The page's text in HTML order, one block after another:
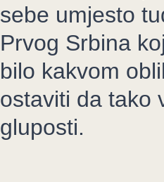
sebe umjesto
Prvog Srbina
bilo kakvom
ostaviti da tako
gluposti.